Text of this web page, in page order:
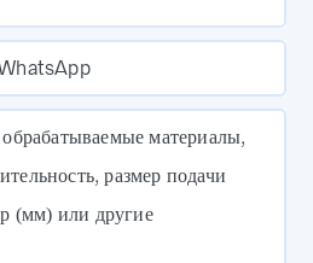
материалы,
размер подачи
(мм) или другие